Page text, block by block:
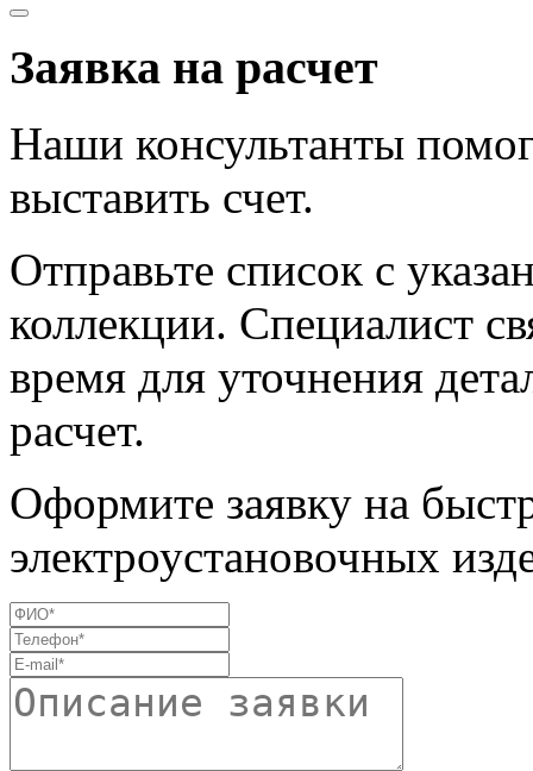
Заявка на расчет
Наши консультанты
выставить счет.
Отправьте список с
коллекции. Специалист
время для уточнения
расчет.
Оформите заявку на
электроустановочных